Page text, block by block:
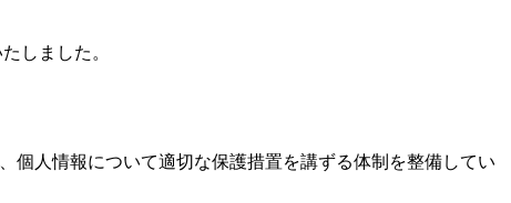
しました。
個人情報について適切な保護措置を講ずる体制を整備してい